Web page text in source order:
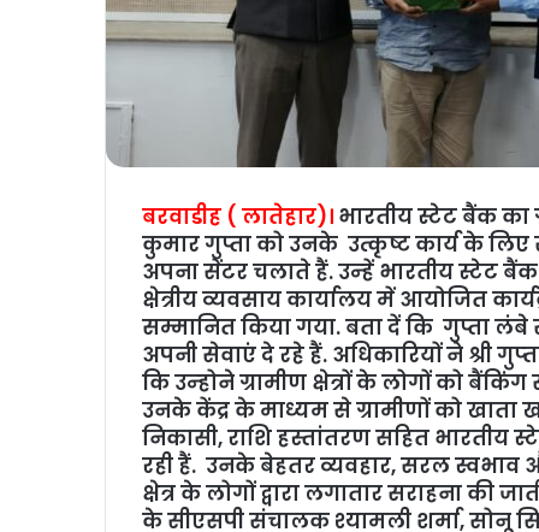
बरवाडीह ( लातेहार)। भारतीय स्टेट बैंक का
कुमार गुप्ता को उनके उत्कृष्ट कार्य के लिए
अपना सेंटर चलाते हैं. उन्‍हें भारतीय स्टेट बैंक
क्षेत्रीय व्यवसाय कार्यालय में आयोजित
सम्मानित किया गया. बता दें कि गुप्ता
अपनी सेवाएं दे रहे हैं. अधिकारियों ने श्री
कि उन्‍होने ग्रामीण क्षेत्रों के लोगों को
उनके केंद्र के माध्यम से ग्रामीणों को
निकासी, राशि हस्तांतरण सहित भारतीय
रही हैं. उनके बेहतर व्यवहार, सरल स्वभाव
क्षेत्र के लोगों द्वारा लगातार सराहना की
के सीएसपी संचालक श्यामली शर्मा, सोनू